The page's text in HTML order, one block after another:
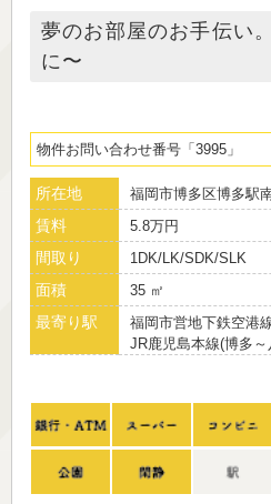
夢のお部屋のお手伝い
に〜
物件お問い合わせ番号 3995
所在地 福岡市博多区博多駅
賃料 5.8万円
間取り 1DK/LK/SDK/SLK
面積 35 ㎡
最寄り駅
福岡市営地下鉄空港
JR鹿児島本線(博多